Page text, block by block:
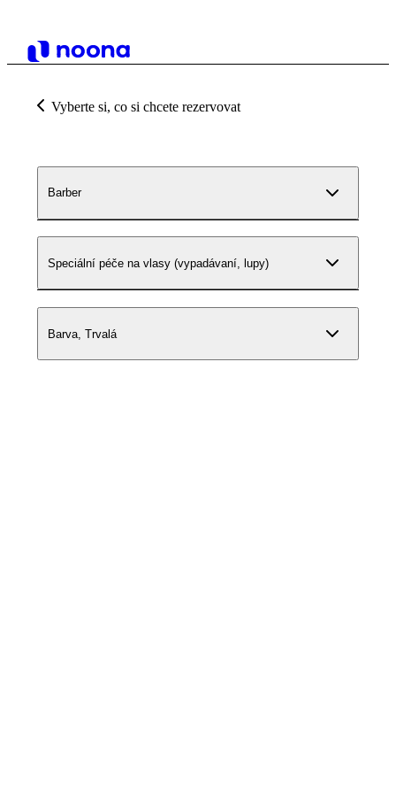
Vyberte si, co si chcete rezervovat
Barber
Speciální péče na vlasy (vypadávaní, lupy)
Barva, Trvalá